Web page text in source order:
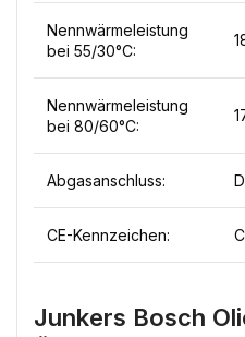
Nennwärmeleistung
bei 55/30°C:
Nennwärmeleistung
bei 80/60°C:
Abgasanschluss:
CE-Kennzeichen:
Junkers Bosch